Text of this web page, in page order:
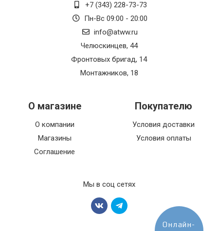
+7 (343) 228-73-73
Пн-Вс 09:00 - 20:00
info@atww.ru
Челюскинцев, 44
Фронтовых бригад, 14
Монтажников, 18
О магазине
О компании
Магазины
Соглашение
Покупателю
Условия доставки
Условия оплаты
Мы в соц сетях
Онлайн-